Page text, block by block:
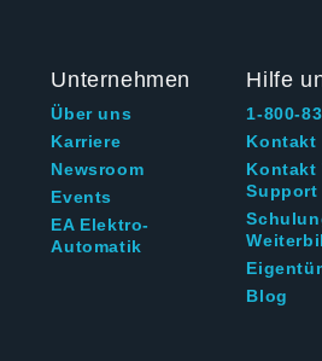
Unternehmen
Über uns
Karriere
Newsroom
Events
EA Elektro-
Automatik
Hilfe
1-800-
Kontakt
Kontakt
Support
Blog